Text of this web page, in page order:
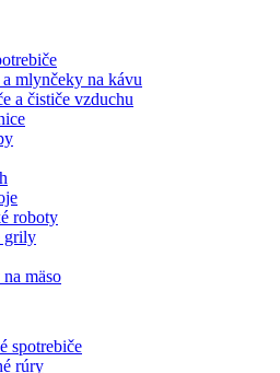
mlynčeky na kávu
a čističe vzduchu
roboty
grily
mäso
spotrebiče
rúry